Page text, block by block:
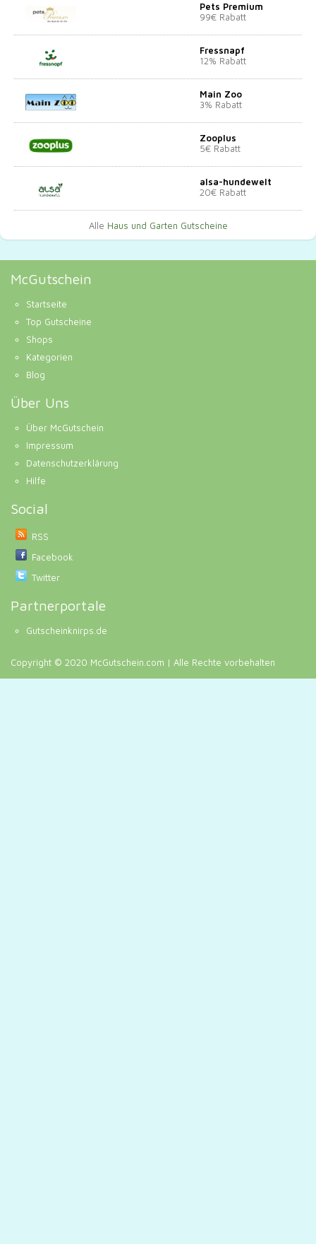
Pets Premium
99€ Rabatt
Fressnapf
12% Rabatt
Main Zoo
3% Rabatt
Zooplus
5€ Rabatt
alsa-hundewelt
20€ Rabatt
Alle Haus und Garten Gutscheine
McGutschein
Startseite
Top Gutscheine
Shops
Kategorien
Blog
Über Uns
Über McGutschein
Impressum
Datenschutzerklärung
Hilfe
Social
RSS
Facebook
Twitter
Partnerportale
Gutscheinknirps.de
Copyright © 2020 McGutschein.com | Alle Rechte vorbehalten